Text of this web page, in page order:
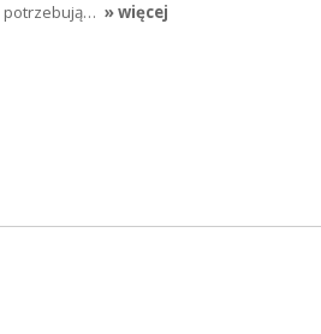
potrzebują… » więcej